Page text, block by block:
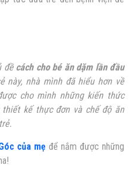
đề cách cho bé ăn dặm lần đầu
này, nhà mình đã hiểu hơn về
cho mình những kiến thức
kế thực đơn và chế độ ăn
của mẹđể nắm được những